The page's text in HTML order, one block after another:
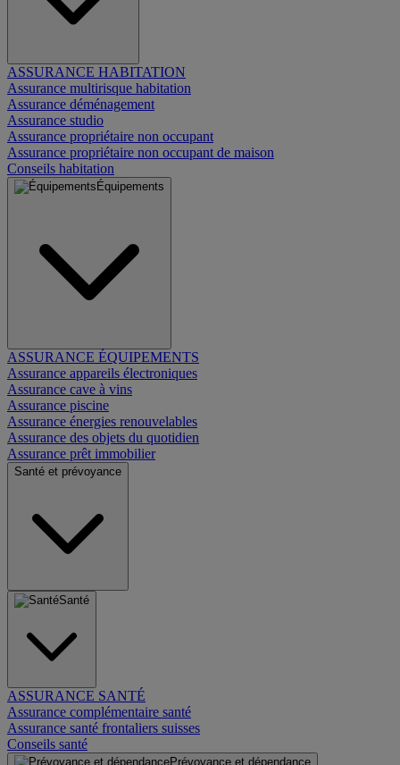
ASSURANCE HABITATION
Assurance multirisque habitation
Assurance déménagement
Assurance studio
Assurance propriétaire non occupant
Assurance propriétaire non occupant de maison
Conseils habitation
Équipements
ASSURANCE ÉQUIPEMENTS
Assurance appareils électroniques
Assurance cave à vins
Assurance piscine
Assurance énergies renouvelables
Assurance des objets du quotidien
Assurance prêt immobilier
Santé et prévoyance
Santé
ASSURANCE SANTÉ
Assurance complémentaire santé
Assurance santé frontaliers suisses
Conseils santé
Prévoyance et dépendance